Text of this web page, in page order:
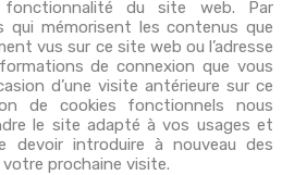
fonctionnalité du site web. Par
qui mémorisent les contenus que
vus sur ce site web ou l’adresse
de connexion que vous
d’une visite antérieure sur ce
de cookies fonctionnels nous
le site adapté à vos usages et
devoir introduire à nouveau des
prochaine visite.